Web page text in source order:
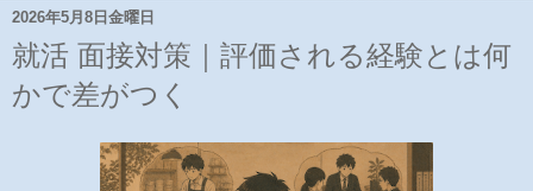
2026年5月8日金曜日
就活 面接対策｜評価される経験とは何
かで差がつく